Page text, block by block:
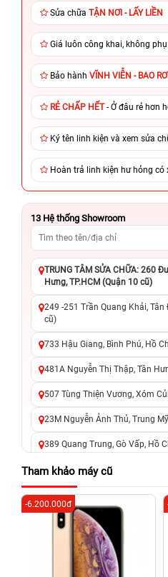
Sửa chữa TẬN NƠI - LẤY LIỀN
Giá luôn công khai, không
Bảo hành VĨNH VIỄN - BAO
RẺ CHẤP HẾT- Ở đâu rẻ hơn
Ký tên linh kiện và xem sửa
Hoàn trả linh kiện hư hỏng có
13 Hệ thống Showroom
TRUNG TÂM SỬA CHỮA: 260
Hưng, TP.HCM (Quận 10 cũ)
249 -251 Trần Quang Khải,
cũ)
733 Hậu Giang, Bình Phú, Hồ
481A Nguyễn Thị Thập, Tân
507 Tùng Thiện Vương, Xóm
23M Nguyễn Ảnh Thủ, Trung
389 Quang Trung, Gò Vấp, Hồ
625 - 625A Âu Cơ, Tân Phú, Hồ
326 Lê Văn Việt, Tăng Nhơn
Đức cũ)
256 Võ Văn Ngân, Thủ Đức, Hồ
Đức Cũ)
70 Nguyễn An Ninh, Dĩ An, Hồ
Tham khảo máy cũ
-6.200.000đ